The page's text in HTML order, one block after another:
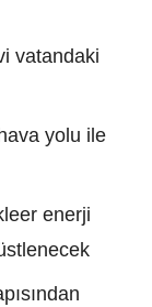
vatandaki
yolu ile
enerji